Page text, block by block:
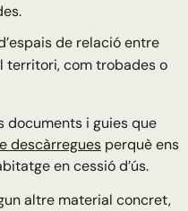
de relació entre
territori, com trobades o
documents i guies que
descàrregues perquè ens
en cessió d’ús.
altre material concret,